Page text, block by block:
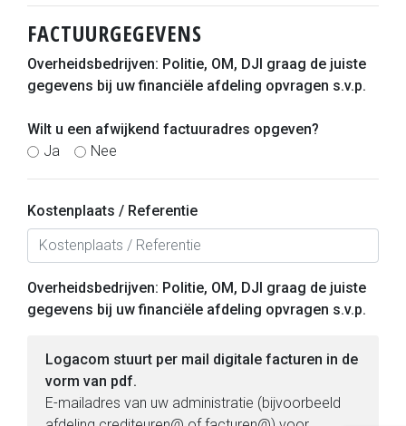
FACTUURGEGEVENS
Overheidsbedrijven: Politie, OM, DJI graag de juiste
gegevens bij uw financiële afdeling opvragen s.v.p.
Wilt u een afwijkend factuuradres opgeven?
Ja
Nee
Kostenplaats / Referentie
Overheidsbedrijven: Politie, OM, DJI graag de juiste
gegevens bij uw financiële afdeling opvragen s.v.p.
Logacom stuurt per mail digitale facturen in de
vorm van pdf.
E-mailadres van uw administratie (bijvoorbeeld